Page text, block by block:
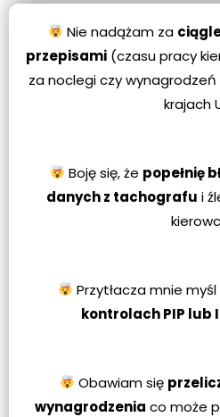
Nie nadążam za
przepisami(czasu pracy
za noclegi czy
krajach
Boję się, że popełnię
danych z tachografu i
Przytłacza mnie myśl
kontrolach PIP lub
Obawiam się
wynagrodzenia co może